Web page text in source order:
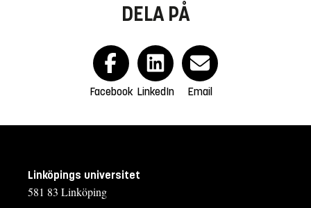
DELA PÅ
Facebook LinkedIn Email
Linköpings universitet
581 83 Linköping